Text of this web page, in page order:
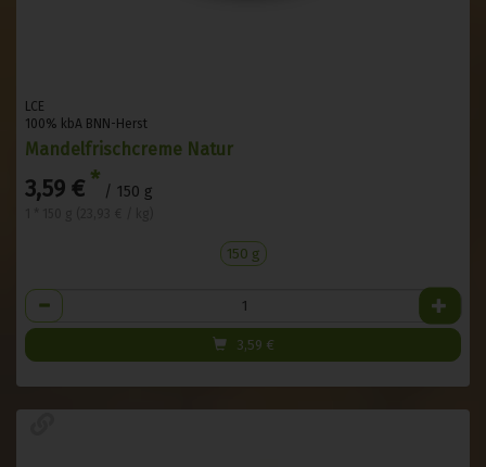
LCE
100% kbA BNN-Herst
Mandelfrischcreme Natur
3,59 € * / 150 g
150 g
Anzahl
3,59 €